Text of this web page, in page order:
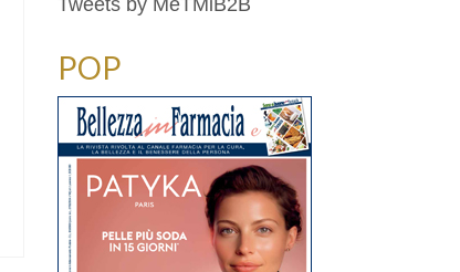
Tweets by MeTMiB2B
POP